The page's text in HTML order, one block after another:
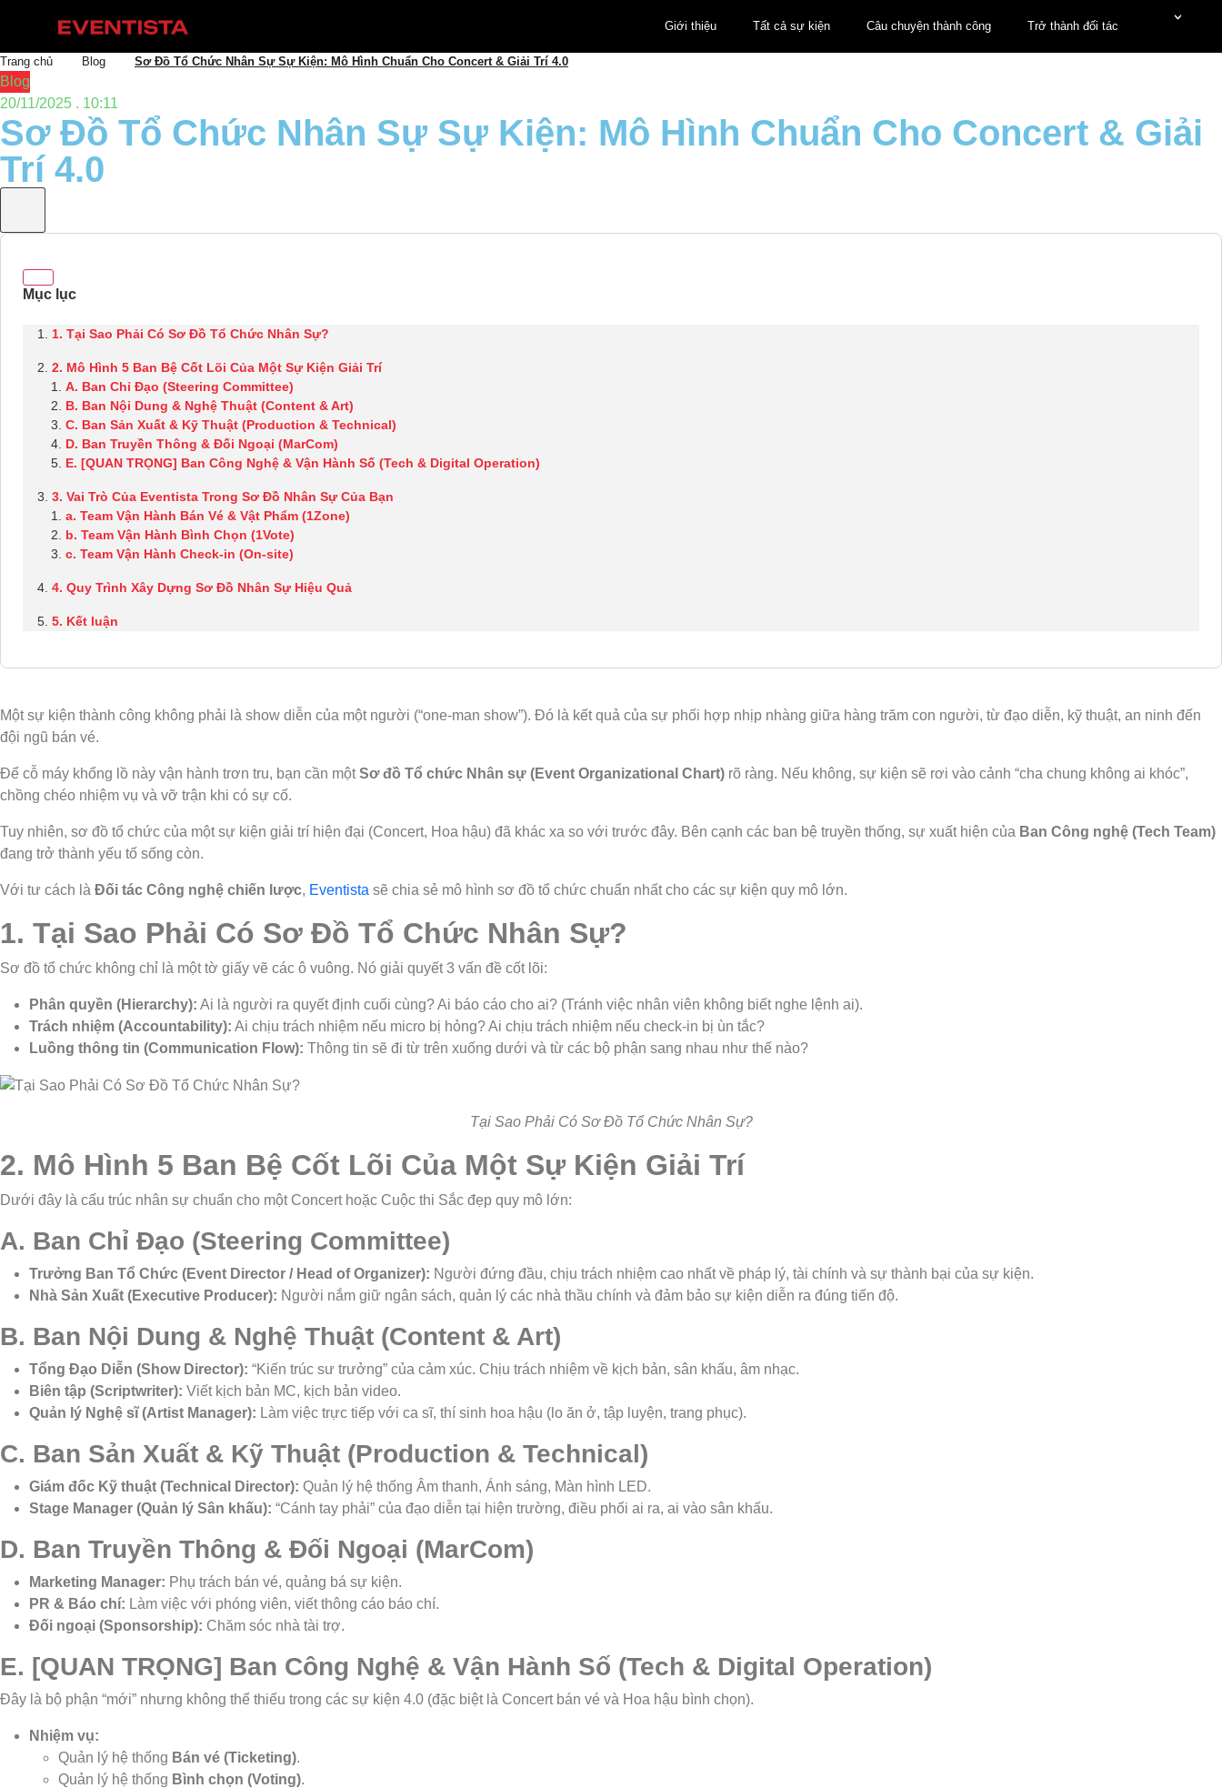
Giới thiệu Tất cả sự kiện Câu chuyện thành công Trở thành đối tác
Trang chủ Blog Sơ Đồ Tổ Chức Nhân Sự Sự Kiện: Mô Hình Chuẩn Cho Concert & Giải Trí 4.0
Blog
20/11/2025 . 10:11
Sơ Đồ Tổ Chức Nhân Sự Sự Kiện: Mô Hình Chuẩn Cho Concert & Giải
Trí 4.0
1. Tại Sao Phải Có Sơ Đồ Tổ Chức Nhân Sự?
2. Mô Hình 5 Ban Bệ Cốt Lõi Của Một Sự Kiện Giải Trí
A. Ban Chỉ Đạo (Steering Committee)
B. Ban Nội Dung & Nghệ Thuật (Content & Art)
C. Ban Sản Xuất & Kỹ Thuật (Production & Technical)
D. Ban Truyền Thông & Đối Ngoại (MarCom)
E. [QUAN TRỌNG] Ban Công Nghệ & Vận Hành Số (Tech & Digital Operation)
3. Vai Trò Của Eventista Trong Sơ Đồ Nhân Sự Của Bạn
a. Team Vận Hành Bán Vé & Vật Phẩm (1Zone)
b. Team Vận Hành Bình Chọn (1Vote)
c. Team Vận Hành Check-in (On-site)
4. Quy Trình Xây Dựng Sơ Đồ Nhân Sự Hiệu Quả
5. Kết luận
Một sự kiện thành công không phải là show diễn của một người (“one-man show”). Đó là kết quả của sự phối hợp nhịp nhàng giữa hàng trăm con người, từ đạo diễn, kỹ thuật, an ninh đến
đội ngũ bán vé.
Để cỗ máy khổng lồ này vận hành trơn tru, bạn cần mộtSơ đồ Tổ chức Nhân sự (Event Organizational Chart) rõ ràng. Nếu không, sự kiện sẽ rơi vào cảnh “cha chung không ai khóc”,
chồng chéo nhiệm vụ và vỡ trận khi có sự cố.
Tuy nhiên, sơ đồ tổ chức của một sự kiện giải trí hiện đại (Concert, Hoa hậu) đã khác xa so với trước đây. Bên cạnh các ban bệ truyền thống, sự xuất hiện của Ban Công nghệ (Tech Team)
đang trở thành yếu tố sống còn.
Với tư cách là Đối tác Công nghệ chiến lược, Eventista sẽ chia sẻ mô hình sơ đồ tổ chức chuẩn nhất cho các sự kiện quy mô lớn.
1. Tại Sao Phải Có Sơ Đồ Tổ Chức Nhân Sự?
Sơ đồ tổ chức không chỉ là một tờ giấy vẽ các ô vuông. Nó giải quyết 3 vấn đề cốt lõi:
Phân quyền (Hierarchy): Ai là người ra quyết định cuối cùng? Ai báo cáo cho ai? (Tránh việc nhân viên không biết nghe lệnh ai).
Trách nhiệm (Accountability): Ai chịu trách nhiệm nếu micro bị hỏng? Ai chịu trách nhiệm nếu check-in bị ùn tắc?
Luồng thông tin (Communication Flow): Thông tin sẽ đi từ trên xuống dưới và từ các bộ phận sang nhau như thế nào?
Tại Sao Phải Có Sơ Đồ Tổ Chức Nhân Sự?
2. Mô Hình 5 Ban Bệ Cốt Lõi Của Một Sự Kiện Giải Trí
Dưới đây là cấu trúc nhân sự chuẩn cho một Concert hoặc Cuộc thi Sắc đẹp quy mô lớn:
A. Ban Chỉ Đạo (Steering Committee)
Trưởng Ban Tổ Chức (Event Director / Head of Organizer): Người đứng đầu, chịu trách nhiệm cao nhất về pháp lý, tài chính và sự thành bại của sự kiện.
Nhà Sản Xuất (Executive Producer): Người nắm giữ ngân sách, quản lý các nhà thầu chính và đảm bảo sự kiện diễn ra đúng tiến độ.
B. Ban Nội Dung & Nghệ Thuật (Content & Art)
Tổng Đạo Diễn (Show Director): “Kiến trúc sư trưởng” của cảm xúc. Chịu trách nhiệm về kịch bản, sân khấu, âm nhạc.
Biên tập (Scriptwriter): Viết kịch bản MC, kịch bản video.
Quản lý Nghệ sĩ (Artist Manager): Làm việc trực tiếp với ca sĩ, thí sinh hoa hậu (lo ăn ở, tập luyện, trang phục).
C. Ban Sản Xuất & Kỹ Thuật (Production & Technical)
Giám đốc Kỹ thuật (Technical Director): Quản lý hệ thống Âm thanh, Ánh sáng, Màn hình LED.
Stage Manager (Quản lý Sân khấu): “Cánh tay phải” của đạo diễn tại hiện trường, điều phối ai ra, ai vào sân khấu.
D. Ban Truyền Thông & Đối Ngoại (MarCom)
Marketing Manager: Phụ trách bán vé, quảng bá sự kiện.
PR & Báo chí: Làm việc với phóng viên, viết thông cáo báo chí.
Đối ngoại (Sponsorship): Chăm sóc nhà tài trợ.
E. [QUAN TRỌNG] Ban Công Nghệ & Vận Hành Số (Tech & Digital Operation)
Đây là bộ phận “mới” nhưng không thể thiếu trong các sự kiện 4.0 (đặc biệt là Concert bán vé và Hoa hậu bình chọn).
Nhiệm vụ:
Quản lý hệ thống Bán vé (Ticketing).
Quản lý hệ thống Bình chọn (Voting).